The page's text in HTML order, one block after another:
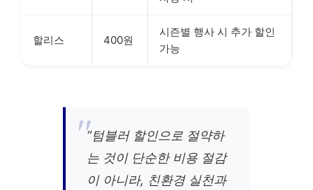
할리스 400원
시즌별 행사 시 추가 할인
가능
“텀블러 할인으로 절약하
는 것이 단순한 비용 절감
이 아니라, 친환경 실천과